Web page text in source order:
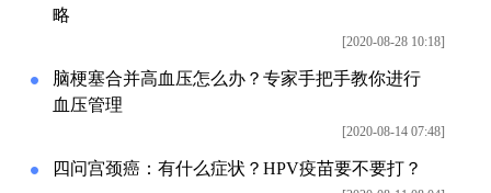
略
[2020-08-28 10:18]
脑梗塞合并高血压怎么办？专家手把手教你进行
血压管理
[2020-08-14 07:48]
四问宫颈癌：有什么症状？HPV疫苗要不要打？